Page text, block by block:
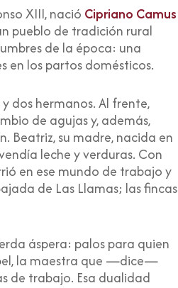
XIII, nació Cipriano Camus
pueblo de tradición rural
de la época: una
en los partos domésticos.
dos hermanos. Al frente,
de agujas y, además,
Beatriz, su madre, nacida en
leche y verduras. Con
en ese mundo de trabajo y
de Las Llamas; las fincas
áspera: palos para quien
la maestra que —dice—
de trabajo. Esa dualidad